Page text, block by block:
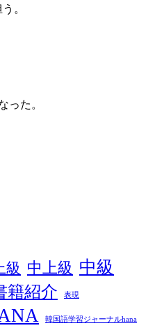
。
った。
級 中上級 中級
籍紹介 表現
韓国語学習ジャーナルhana